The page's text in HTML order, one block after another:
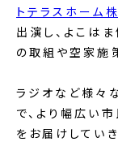
トテラスホーム
出演し、よこは
の取組や空家施
ラジオなど様々
で、より幅広い
をお届けしていき